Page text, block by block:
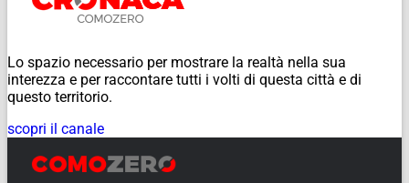
Lo spazio necessario per mostrare la realtà nella sua
interezza e per raccontare tutti i volti di questa città e di
questo territorio.
scopri il canale